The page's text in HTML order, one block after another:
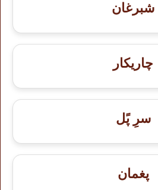
شبرغان
چاریکار
سرِ پًل
پغمان